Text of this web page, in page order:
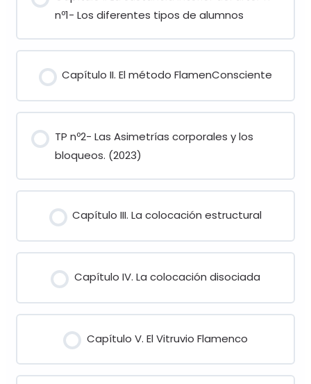
nº1- Los diferentes tipos de alumnos
Capítulo II. El método FlamenConsciente
TP nº2- Las Asimetrías corporales y los
bloqueos. (2023)
Capítulo III. La colocación estructural
Capítulo IV. La colocación disociada
Capítulo V. El Vitruvio Flamenco